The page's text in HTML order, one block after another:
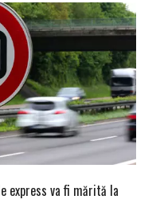
express va fi mărită la